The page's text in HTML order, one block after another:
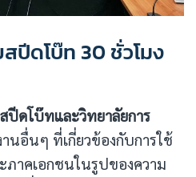
ปีดโบ๊ท 30 ชั่วโมง
ดโบ๊ทและวิทยาลัยการ
นอื่นๆ ที่เกี่ยวข้องกับการใช้
ภาคเอกชนในรูปของความ